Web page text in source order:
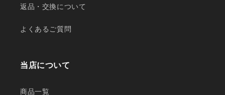
返品・交換について
よくあるご質問
当店について
商品一覧